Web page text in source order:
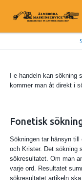
I e-handeln kan sökning
kommer man åt direkt i
Fonetisk
Sökningen tar hänsyn
och Krister. Det sökning
sökresultatet. Om man
varje ord. Resultatet
sökresultatet artikeln ska